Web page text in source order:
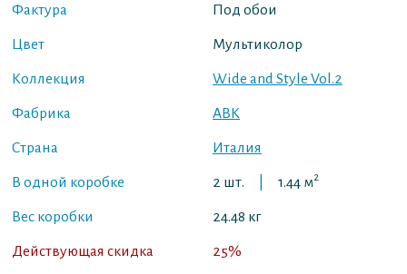
Фактура Под обои
Цвет Мультиколор
Коллекция Wide and Style Vol.2
Фабрика ABK
Страна Италия
В одной коробке 2 шт. 1.44 м2
Вес коробки 24.48 кг
Действующая скидка 25%